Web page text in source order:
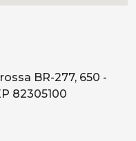
BR-277, 650 -
82305100